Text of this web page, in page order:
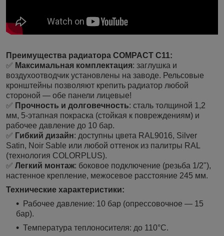
Преимущества радиатора COMPACT C11:
✅ Максимальная комплектация: заглушка и
воздухоотводчик установлены на заводе. Рельсовые
кронштейны позволяют крепить радиатор любой
стороной — обе панели лицевые!
✅ Прочность и долговечность: сталь толщиной 1,2
мм, 5-этапная покраска (стойкая к повреждениям) и
рабочее давление до 10 бар.
✅ Гибкий дизайн: доступны цвета RAL9016, Silver
Satin, Noir Sable или любой оттенок из палитры RAL
(технология COLORPLUS).
✅ Легкий монтаж: боковое подключение (резьба 1/2"),
настенное крепление, межосевое расстояние 245 мм.
Технические характеристики:
Рабочее давление: 10 бар (опрессовочное — 15
бар).
Температура теплоносителя: до 110°C.